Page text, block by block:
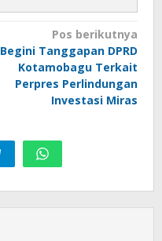
Pos berikutnya
Begini Tanggapan DPRD
Kotamobagu Terkait
Perpres Perlindungan
Investasi Miras